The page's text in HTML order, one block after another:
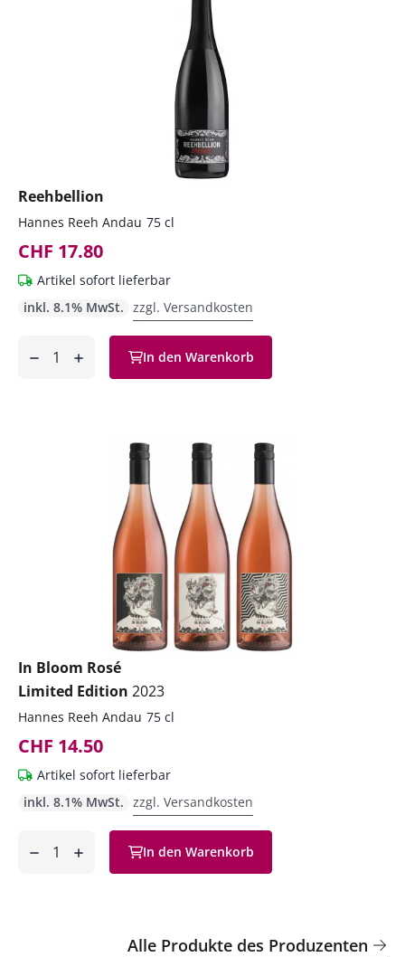
Reehbellion
Hannes Reeh Andau 75 cl
CHF 17.80
Artikel sofort lieferbar
inkl. 8.1% MwSt. zzgl. Versandkosten
hinzufügen
In den Warenkorb
In Bloom Rosé
Limited Edition 2023
Hannes Reeh Andau 75 cl
CHF 14.50
Artikel sofort lieferbar
inkl. 8.1% MwSt. zzgl. Versandkosten
hinzufügen
In den Warenkorb
Alle Produkte des Produzenten